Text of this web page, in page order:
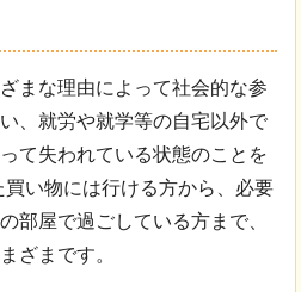
まな理由によって社会的な参
、就労や就学等の自宅以外で
て失われている状態のことを
い物には行ける方から、必要
部屋で過ごしている方まで、
ざまです。